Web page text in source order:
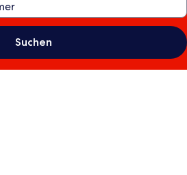
Suchen